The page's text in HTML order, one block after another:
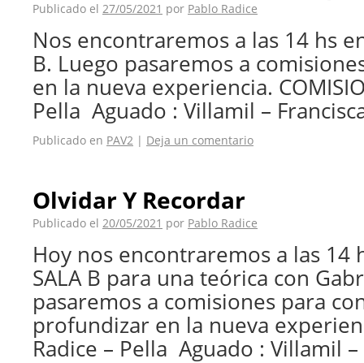
Publicado el 27/05/2021 por Pablo Radice
Nos encontraremos a las 14 hs
B. Luego pasaremos a
en la nueva experiencia.
Pella Aguado : Villamil –
Publicado en PAV2 | Deja un comentario
Olvidar Y Recordar
Publicado el 20/05/2021 por Pablo Radice
Hoy nos encontraremos a las 14
SALA B para una teórica con
pasaremos a comisiones para
profundizar en la nueva
Radice – Pella Aguado : Villamil